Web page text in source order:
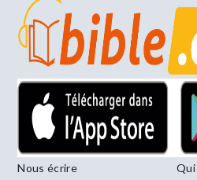
Nous écrire Qui